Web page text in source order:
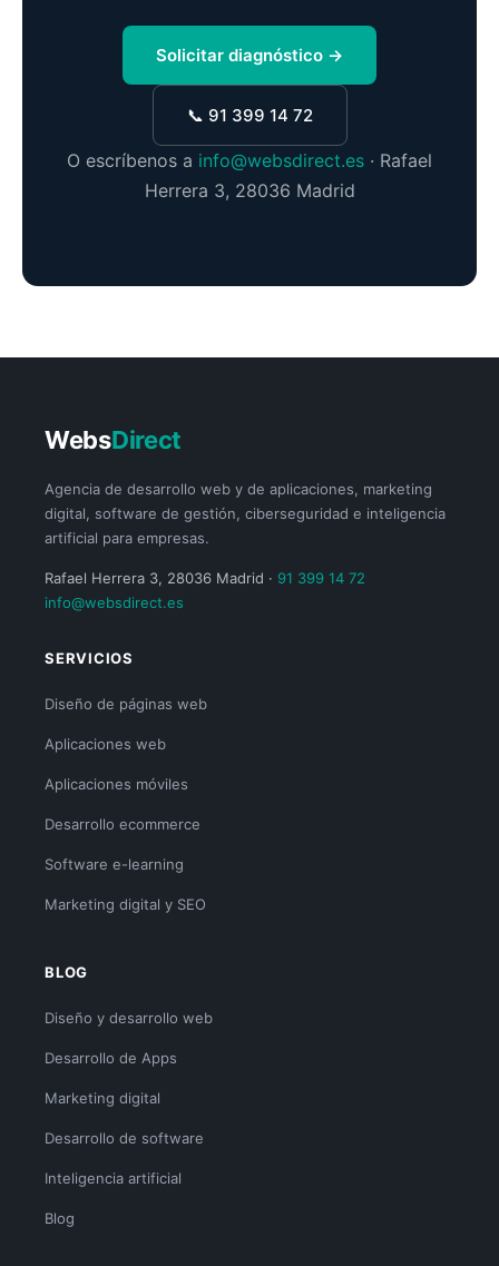
Solicitar diagnóstico →
📞 91 399 14 72
O escríbenos a info@websdirect.es · Rafael
Herrera 3, 28036 Madrid
WebsDirect
Agencia de desarrollo web y de aplicaciones, marketing
digital, software de gestión, ciberseguridad e inteligencia
artificial para empresas.
Rafael Herrera 3, 28036 Madrid · 91 399 14 72
info@websdirect.es
SERVICIOS
Diseño de páginas web
Aplicaciones web
Aplicaciones móviles
Desarrollo ecommerce
Software e-learning
Marketing digital y SEO
BLOG
Diseño y desarrollo web
Desarrollo de Apps
Marketing digital
Desarrollo de software
Inteligencia artificial
Blog